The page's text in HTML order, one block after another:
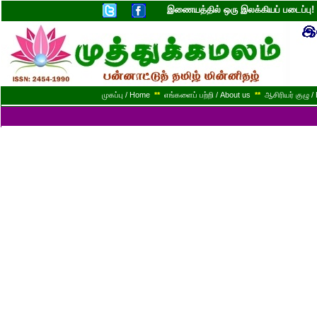
இணையத்தில் ஒரு இலக்கியப்
முகப்பு / Home ** எங்களைப் பற்றி / About us ** ஆசிரியர் குழு